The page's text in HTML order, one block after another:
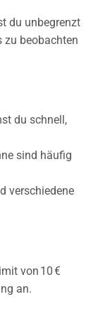
du unbegrenzt
zu beobachten
du schnell,
sind häufig
verschiedene
von 10 €
an.